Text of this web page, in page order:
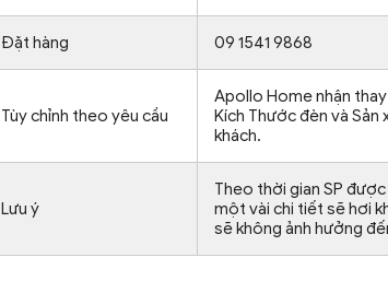
Đặt hàng 09 1541 9868
Tùy chỉnh theo yêu cầu
Apollo Home nhận
Kích Thước đèn và
khách.
Lưu ý
Theo thời gian SP
một vài chi tiết sẽ hơi
sẽ không ảnh hưởng